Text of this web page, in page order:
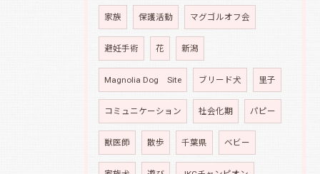
家族 保護活動 マグゴルオフ会
避妊手術 花 新潟
Magnolia Dog Site ブリード犬 里子
コミュニケーション 社会化期 パピー
獣医師 散歩 千葉県 ベビー